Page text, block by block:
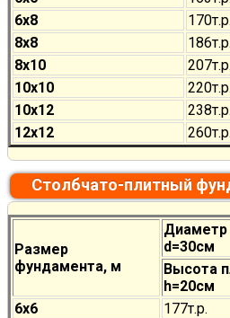
6х8
170т.р.
8х8
186т.р.
8х10
207т.р.
10х10
220т.р.
10х12
238т.р.
12х12
260т.р.
Столбчато-плитный
Размер
фундамента, м
Диаметр
d=30см
Высота
h=20см
6х6
177т.р.